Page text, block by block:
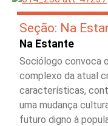
Seção: Na
Na Estante
Sociólogo convoca
complexo da atual
características,
uma mudança
futuro digno à